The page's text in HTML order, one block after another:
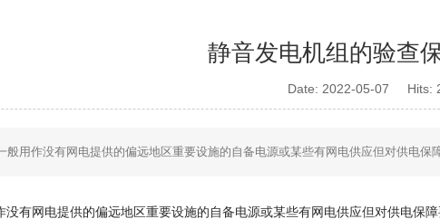
静音发电机组的验查
Date: 2022-05-07 Hits:
用作没有网电提供的偏远地区重要设施的自备电源或某些有网电供应但对供电保
网电提供的偏远地区重要设施的自备电源或某些有网电供应但对供电保